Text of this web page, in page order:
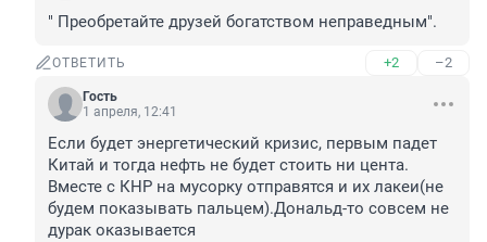
" Преобретайте друзей богатством неправедным".
ОТВЕТИТЬ +2 –2
Гость
1 апреля, 12:41
Если будет энергетический кризис, первым падет
Китай и тогда нефть не будет стоить ни цента.
Вместе с КНР на мусорку отправятся и их лакеи(не
будем показывать пальцем).Дональд-то совсем не
дурак оказывается